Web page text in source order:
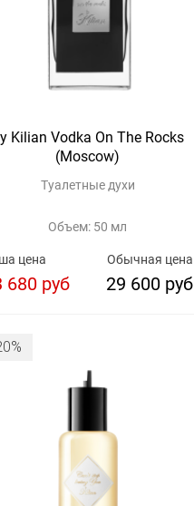
Kilian Vodka On The Rocks
(Moscow)
Туалетные духи
Объем: 50 мл
Обычная цена
29 600 руб
цена
680 руб